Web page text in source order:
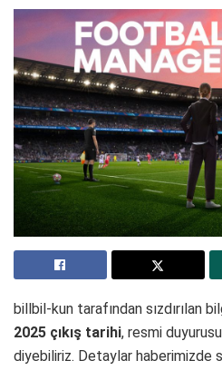
billbil-kun tarafından sızdırılan
2025 çıkış tarihi, resmi
diyebiliriz. Detaylar haberimizde